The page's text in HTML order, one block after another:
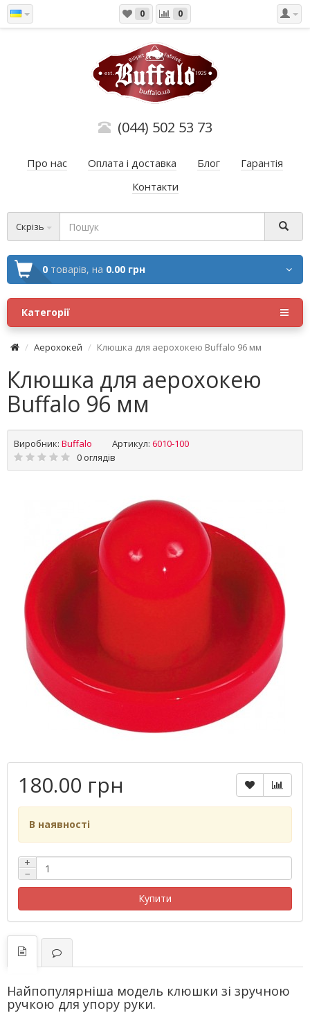
0 0
(044) 502 53 73
Про нас Оплата і доставка Блог
Гарантія
Контакти
Скрізь
0 товарів, на 0.00 грн
Категорії
Аерохокей Клюшка для аерохокею Buffalo 96 мм
Клюшка для аерохокею
Buffalo 96 мм
Виробник: Buffalo Артикул: 6010-100
0 оглядів
180.00 грн
В наявності
+
−
Купити
Найпопулярніша модель клюшки зі зручною
ручкою для упору руки.